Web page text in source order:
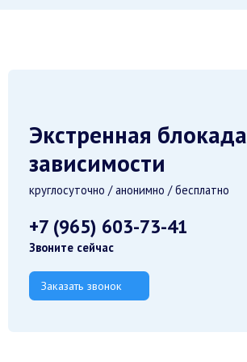
Экстренная блокада
зависимости
круглосуточно / анонимно / бесплатно
+7 (965) 603-73-41
Звоните сейчас
Заказать звонок